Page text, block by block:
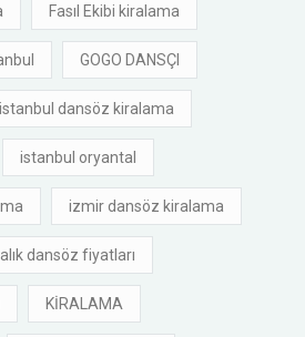
Fasıl Ekibi kiralama
GOGO DANSÇI
istanbul dansöz kiralama
istanbul oryantal
izmir dansöz kiralama
dansöz fiyatları
KİRALAMA